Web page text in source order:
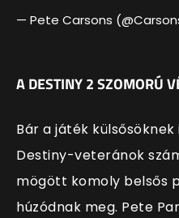
— Pete Carsons
A DESTINY 2 SZOMORÚ
Bár a játék
Destiny-veteránok
mögött komoly belsős
húzódnak meg. Pete